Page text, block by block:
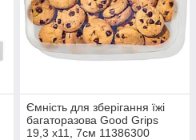
Ємність для зберігання їжі
багаторазова Good Grips
19,3 х11, 7см 11386300